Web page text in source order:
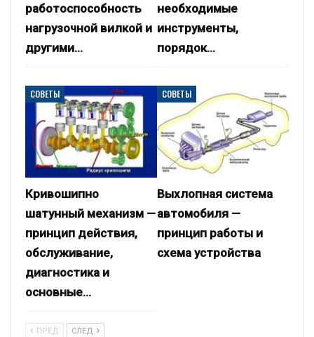
работоспособность
нагрузочной вилкой и
другими…
необходимые
инструменты,
порядок…
СОВЕТЫ
Кривошипно
шатунный механизм —
принцип действия,
обслуживание,
диагностика и
основные…
СОВЕТЫ
Выхлопная система
автомобиля —
принцип работы и
схема устройства
ПРЕД СЛЕД